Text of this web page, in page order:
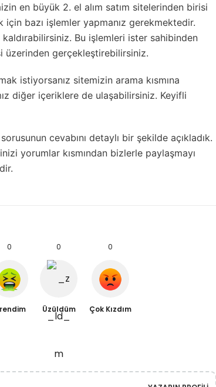
en büyük 2. el alım satım sitelerinden birisi
için bazı işlemler yapmanız gerekmektedir.
kaldırabilirsiniz. Bu işlemleri ister sahibinden
üzerinden gerçekleştirebilirsiniz.
istiyorsanız sitemizin arama kısmına
diğer içeriklere de ulaşabilirsiniz. Keyifli
cevabını detaylı bir şekilde açıkladık.
yorumlar kısmından bizlerle paylaşmayı
0 0
Üzüldüm
0
Çok Kızdım